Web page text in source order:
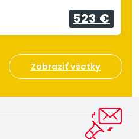
523 €
Zobraziť všetky